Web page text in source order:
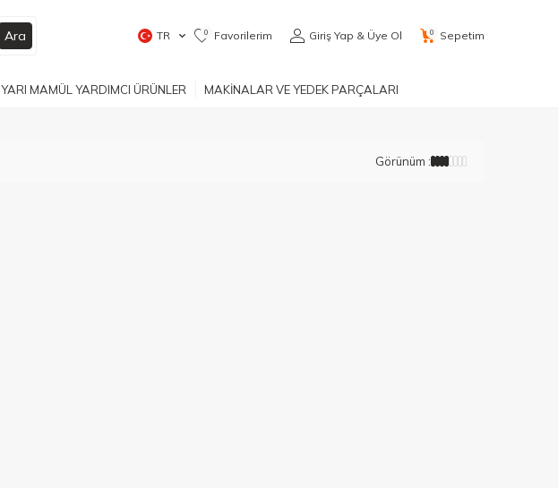
Ara TR 0 Favorilerim Giriş Yap & Üye Ol 0 Sepetim
YARI MAMÜL YARDIMCI ÜRÜNLER MAKİNALAR VE YEDEK PARÇALARI
Görünüm :